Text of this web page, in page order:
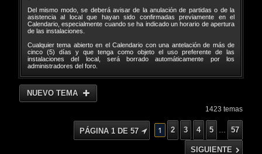
Del mismo modo, se deberá avisar de la anulación de partidas o de la
asistencia al local que hayan sido confirmadas previamente en el
Calendario, especialmente cuando se ha indicado un horario de apertura
de las instalaciones.
Cualquier tema abierto en el Calendario con una antelación de más de
cinco (5) días y que tenga como objeto el uso preferente de las
instalaciones del local, será borrado automáticamente por los
administradores del foro.
NUEVO TEMA
1423 temas
PÁGINA 1 DE 57 1 2 3 4 5 … 57
SIGUIENTE